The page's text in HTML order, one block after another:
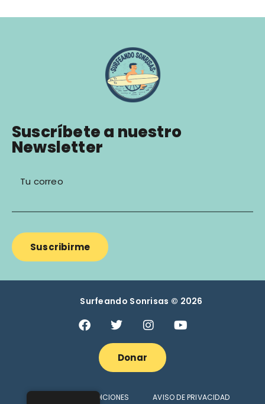
Suscríbete a nuestro
Newsletter
Tu correo
Suscribirme
Surfeando Sonrisas © 2026
Donar
TÉRMINOS Y CONDICIONES AVISO DE PRIVACIDAD